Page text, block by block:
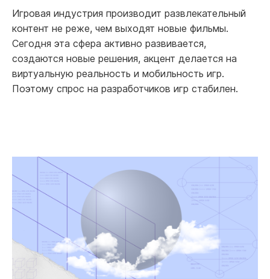
Игровая индустрия производит развлекательный
контент не реже, чем выходят новые фильмы.
Сегодня эта сфера активно развивается,
создаются новые решения, акцент делается на
виртуальную реальность и мобильность игр.
Поэтому спрос на разработчиков игр стабилен.